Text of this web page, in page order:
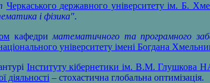
Черкаського державного університету ім. Б.
і фізика".
кафедри математичного та програмного
університету імені Богдана
Інституту кібернетики ім. В.М. Глушкова
діяльності – стохастична глобальна оптимізація.